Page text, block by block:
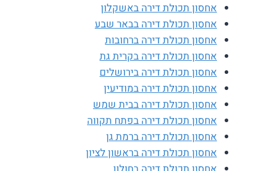
אחסון תכולת דירה באשקלון
אחסון תכולת דירה בבאר שבע
אחסון תכולת דירה ברחובות
אחסון תכולת דירה בקרית גת
אחסון תכולת דירה בירושלים
אחסון תכולת דירה במודיעין
אחסון תכולת דירה בבית שמש
אחסון תכולת דירה בפתח תקווה
אחסון תכולת דירה ברמת גן
אחסון תכולת דירה בראשון לציון